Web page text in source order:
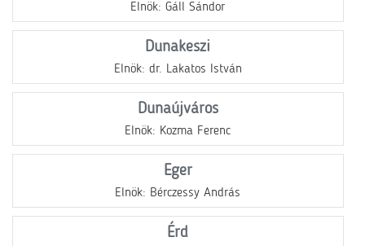
Elnök: Gáll Sándor
Dunakeszi
Elnök: dr. Lakatos István
Dunaújváros
Elnök: Kozma Ferenc
Eger
Elnök: Bérczessy András
Érd